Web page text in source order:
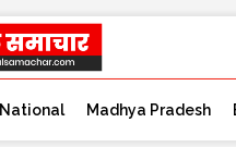
National Madhya Pradesh